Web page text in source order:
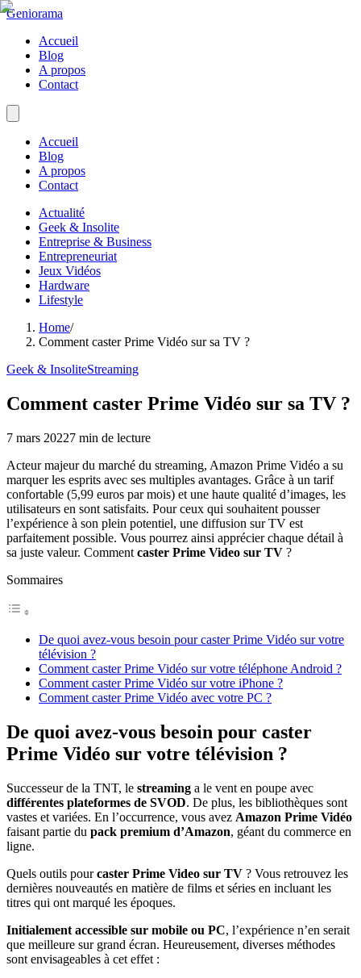
Geniorama
Accueil
Blog
A propos
Contact
Accueil
Blog
A propos
Contact
Actualité
Geek & Insolite
Entreprise & Business
Entrepreneuriat
Jeux Vidéos
Hardware
Lifestyle
Home/
Comment caster Prime Vidéo sur sa TV ?
Geek & InsoliteStreaming
Comment caster Prime Vidéo sur sa TV ?
7 mars 20227 min de lecture
Acteur majeur du marché du streaming, Amazon Prime Vidéo a su
marquer les esprits avec ses multiples avantages. Grâce à un tarif
confortable (5,99 euros par mois) et une haute qualité d’images, les
utilisateurs en sont satisfaits. Pour ceux qui souhaitent pousser
l’expérience à son plein potentiel, une diffusion sur TV est
parfaitement possible. Vous pourrez ainsi apprécier chaque détail à
sa juste valeur. Comment caster Prime Video sur TV ?
Sommaires
De quoi avez-vous besoin pour caster Prime Vidéo sur votre
télévision ?
Comment caster Prime Vidéo sur votre téléphone Android ?
Comment caster Prime Vidéo sur votre iPhone ?
Comment caster Prime Vidéo avec votre PC ?
De quoi avez-vous besoin pour caster
Prime Vidéo sur votre télévision ?
Successeur de la TNT, le streaming a le vent en poupe avec
différentes plateformes de SVOD. De plus, les bibliothèques sont
vastes et variées. En l’occurrence, vous avez Amazon Prime Vidéo
faisant partie du pack premium d’Amazon, géant du commerce en
ligne.
Quels outils pourcaster Prime Video sur TV ? Vous retrouvez les
dernières nouveautés en matière de films et séries en incluant les
titres qui ont marqué les époques.
Initialement accessible sur mobile ou PC, l’expérience n’en serait
que meilleure sur grand écran. Heureusement, diverses méthodes
sont envisageables à cet effet :